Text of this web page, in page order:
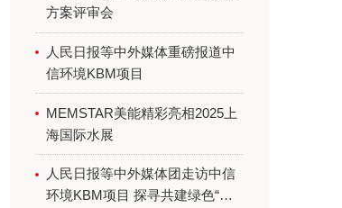
方案评审会
人民日报等中外媒体重磅报道中
信环境KBM项目
MEMSTAR美能精彩亮相2025上
海国际水展
人民日报等中外媒体团走访中信
环境KBM项目 探寻共建绿色“一